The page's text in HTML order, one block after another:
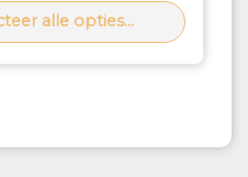
alle opties...